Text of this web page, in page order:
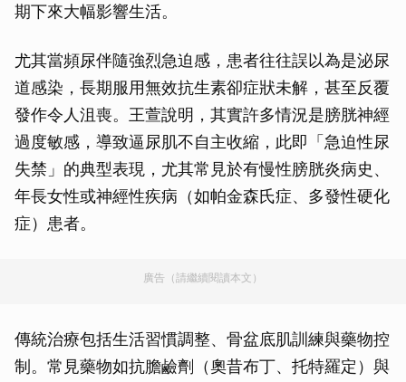
期下來大幅影響生活。
尤其當頻尿伴隨強烈急迫感，患者往往誤以為是泌尿
道感染，長期服用無效抗生素卻症狀未解，甚至反覆
發作令人沮喪。王萱說明，其實許多情況是膀胱神經
過度敏感，導致逼尿肌不自主收縮，此即「急迫性尿
失禁」的典型表現，尤其常見於有慢性膀胱炎病史、
年長女性或神經性疾病（如帕金森氏症、多發性硬化
症）患者。
廣告（請繼續閱讀本文）
傳統治療包括生活習慣調整、骨盆底肌訓練與藥物控
制。常見藥物如抗膽鹼劑（奧昔布丁、托特羅定）與